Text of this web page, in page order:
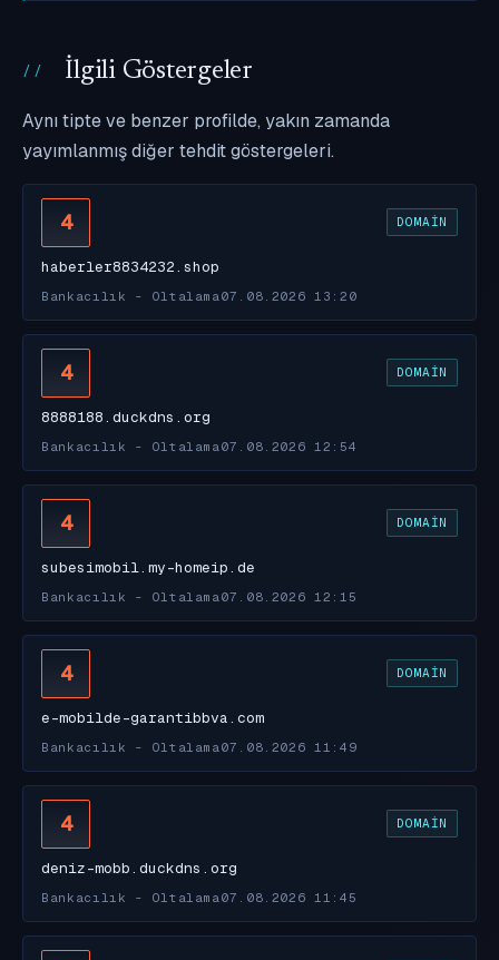
İlgili Göstergeler
Aynı tipte ve benzer profilde, yakın zamanda
yayımlanmış diğer tehdit göstergeleri.
4 DOMAIN
haberler8834232.shop
Bankacılık - Oltalama 07.08.2026 13:20
4 DOMAIN
8888188.duckdns.org
Bankacılık - Oltalama 07.08.2026 12:54
4 DOMAIN
subesimobil.my-homeip.de
Bankacılık - Oltalama 07.08.2026 12:15
4 DOMAIN
e-mobilde-garantibbva.com
Bankacılık - Oltalama 07.08.2026 11:49
4 DOMAIN
deniz-mobb.duckdns.org
Bankacılık - Oltalama 07.08.2026 11:45